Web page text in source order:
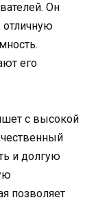
Он
отличную
его
с высокой
и долгую
позволяет